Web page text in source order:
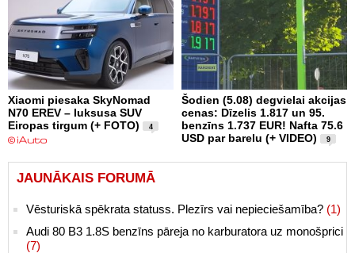
Xiaomi piesaka SkyNomad
N70 EREV – luksusa SUV
Eiropas tirgum (+ FOTO)
4
Šodien (5.08) degvielai akcijas
cenas: Dīzelis 1.817 un 95.
benzīns 1.737 EUR! Nafta 75.6
USD par barelu (+ VIDEO)
9
JAUNĀKAIS FORUMĀ
Vēsturiskā spēkrata statuss. Plezīrs vai nepieciešamība? (1)
Audi 80 B3 1.8S benzīns pāreja no karburatora uz monošprici
(7)